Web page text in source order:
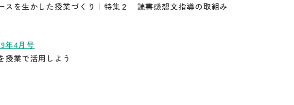
を生かした授業づくり｜特集２ 読書感想文指導の取組み
年4月号
業で活用しよう